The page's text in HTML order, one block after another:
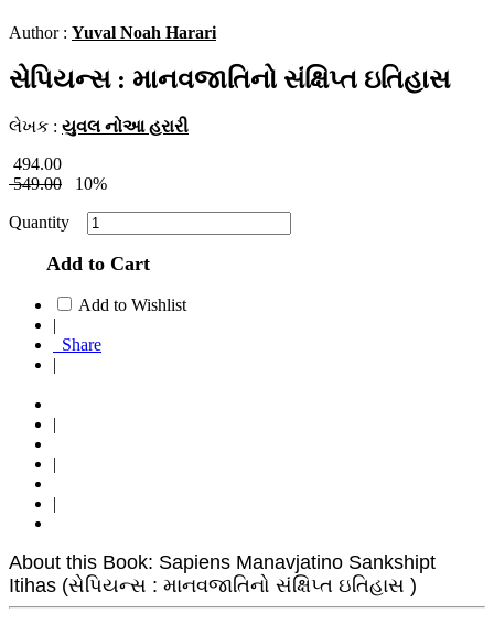
Author : Yuval Noah Harari
સેપિયન્સ : માનવજાતિનો સંક્ષિપ્ત ઇતિહાસ
લેખક : યુવલ નોઆ હરારી
494.00
549.00
10%
Quantity
Add to Cart
Add to Wishlist
|
Share
|
|
|
|
About this Book: Sapiens Manavjatino Sankshipt
Itihas (સેપિયન્સ : માનવજાતિનો સંક્ષિપ્ત ઇતિહાસ )